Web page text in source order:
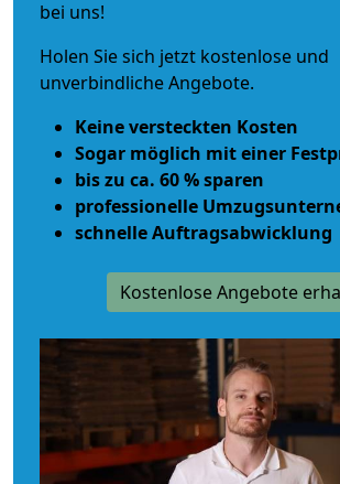
bei uns!
Holen Sie sich jetzt kostenlose und
unverbindliche Angebote.
Keine versteckten Kosten
Sogar möglich mit einer
bis zu ca. 60 % sparen
professionelle
schnelle Auftragsabwicklung
Kostenlose Angebote